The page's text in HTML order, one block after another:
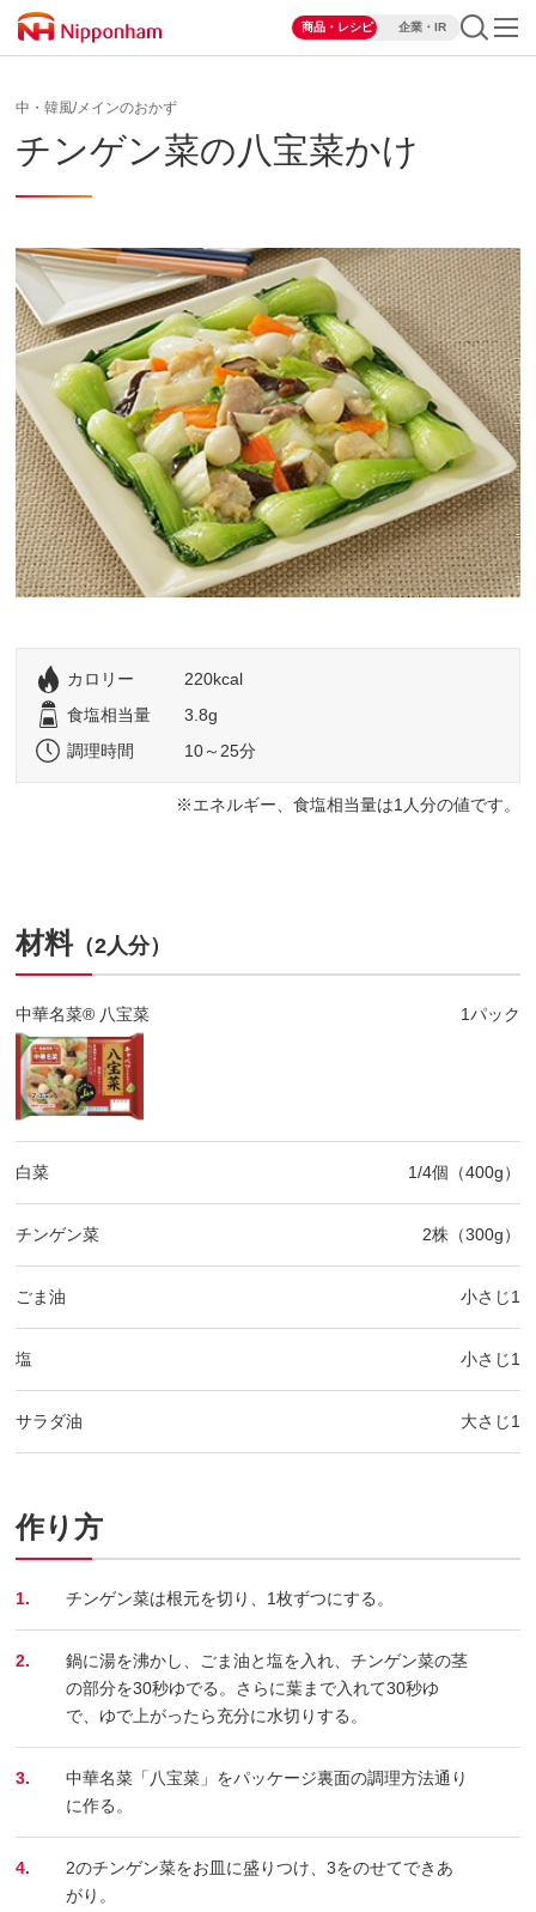
商品・レシピ 企業・IR
中・韓風/メインのおかず
チンゲン菜の八宝菜かけ
カロリー
220kcal
食塩相当量
3.8g
調理時間
10～25分
エネルギー、食塩相当量は1人分の値です。
材料（2人分）
中華名菜® 八宝菜 1パック
白菜 1/4個（400g）
チンゲン菜 2株（300g）
ごま油 小さじ1
塩 小さじ1
サラダ油 大さじ1
作り方
1. チンゲン菜は根元を切り、1枚ずつにする。
2.
鍋に湯を沸かし、ごま油と塩を入れ、チンゲン菜の茎
の部分を30秒ゆでる。さらに葉まで入れて30秒ゆ
で、ゆで上がったら充分に水切りする。
3.
中華名菜「八宝菜」をパッケージ裏面の調理方法通り
に作る。
4.
2のチンゲン菜をお皿に盛りつけ、3をのせてできあ
がり。